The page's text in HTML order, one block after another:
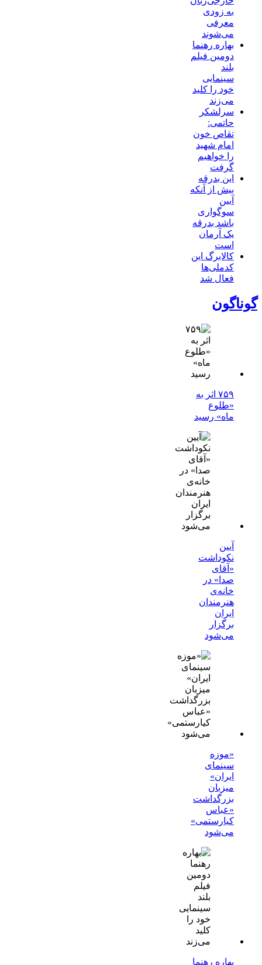
به زودی
معرفی
می‌شوند
بهاره رهنما
دومین فیلم
بلند
سینمایی
خود را کلید
می‌زند
سرلشکر
حاتمی:
تقاص خون
امام شهید
را خواهیم
گرفت
این بدرقه
بیش از آنکه
آیین
سوگواری
باشد بدرقه
یک آرمان
است
کالابرگ این
کدملی‌ها
فعال شد
گوناگون
۷۵۹ اثر به
«طلوع
ماه» رسید
آیین
نکوداشت
«آقای
صدا» در
خانه‌ی
هنرمندان
ایران
برگزار
می‌شود
«موزه
سینمای
ایران»
میزبان
بزرگداشت
«عباس
کیارستمی»
می‌شود
بهاره رهنما